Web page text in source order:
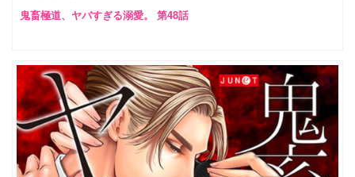
鬼畜極道、ヤバすぎる溺愛。 第48話